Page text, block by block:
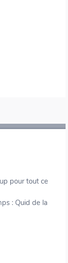
pour tout ce
: Quid de la